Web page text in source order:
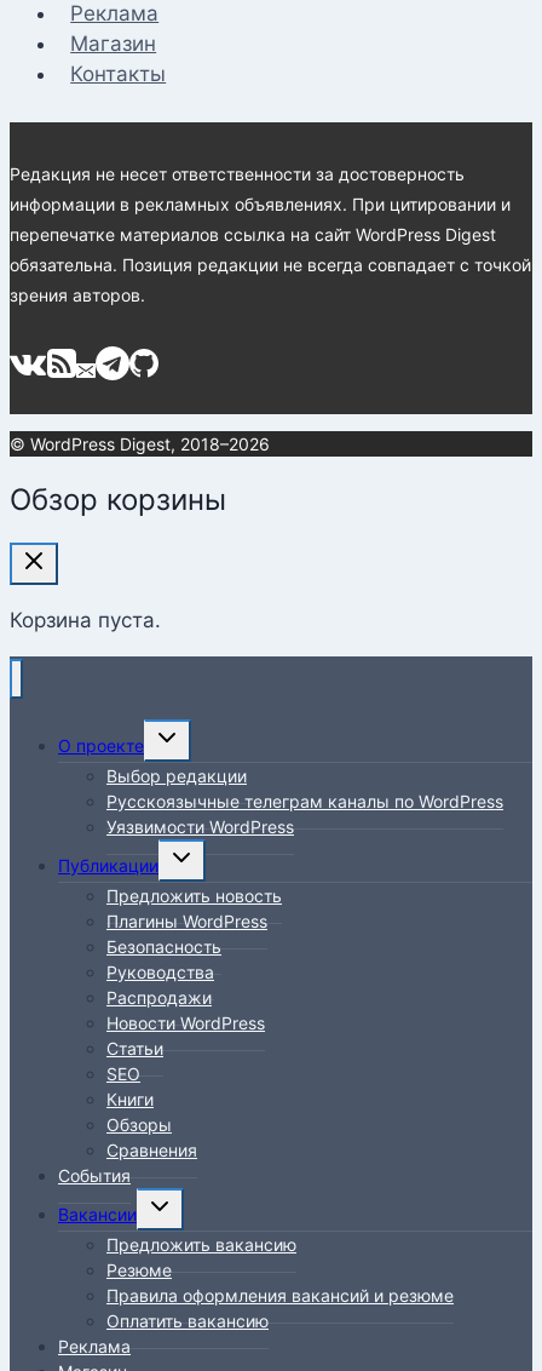
Реклама
Магазин
Контакты
Редакция не несет ответственности за достоверность
информации в рекламных объявлениях. При цитировании и
перепечатке материалов ссылка на сайт WordPress Digest
обязательна. Позиция редакции не всегда совпадает с точкой
зрения авторов.
© WordPress Digest, 2018–2026
Обзор корзины
Корзина пуста.
О проекте
Переключить
дочернее
меню
Выбор редакции
Русскоязычные телеграм каналы по WordPress
Уязвимости WordPress
Публикации
Переключить
дочернее
меню
Предложить новость
Плагины WordPress
Безопасность
Руководства
Распродажи
Новости WordPress
Статьи
SEO
Книги
Обзоры
Сравнения
События
Вакансии
Переключить
дочернее
меню
Предложить вакансию
Резюме
Правила оформления вакансий и резюме
Оплатить вакансию
Реклама